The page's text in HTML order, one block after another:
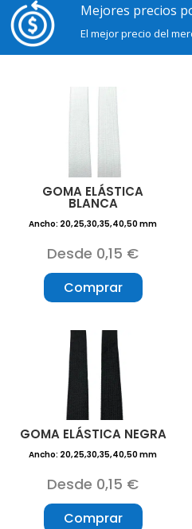
Mejores precios
El mejor precio del
GOMA ELÁSTICA
BLANCA
Ancho: 20,25,30,35,40,50 mm
Desde 0,15 €
Comprar
GOMA ELÁSTICA NEGRA
Ancho: 20,25,30,35,40,50 mm
Desde 0,15 €
Comprar